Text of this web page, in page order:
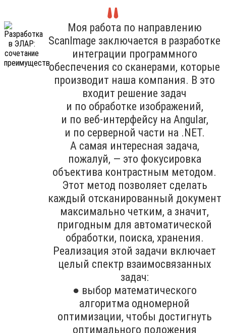
Моя работа по направлению
ScanImage заключается в разработке
интеграции программного
обеспечения со сканерами, которые
производит наша компания. В это
входит решение задач
и по обработке изображений,
и по веб-интерфейсу на Angular,
и по серверной части на .NET.
А самая интересная задача,
пожалуй, — это фокусировка
объектива контрастным методом.
Этот метод позволяет сделать
каждый отсканированный документ
максимально четким, а значит,
пригодным для автоматической
обработки, поиска, хранения.
Реализация этой задачи включает
целый спектр взаимосвязанных
задач:
● выбор математического
алгоритма одномерной
оптимизации, чтобы достигнуть
оптимального положения